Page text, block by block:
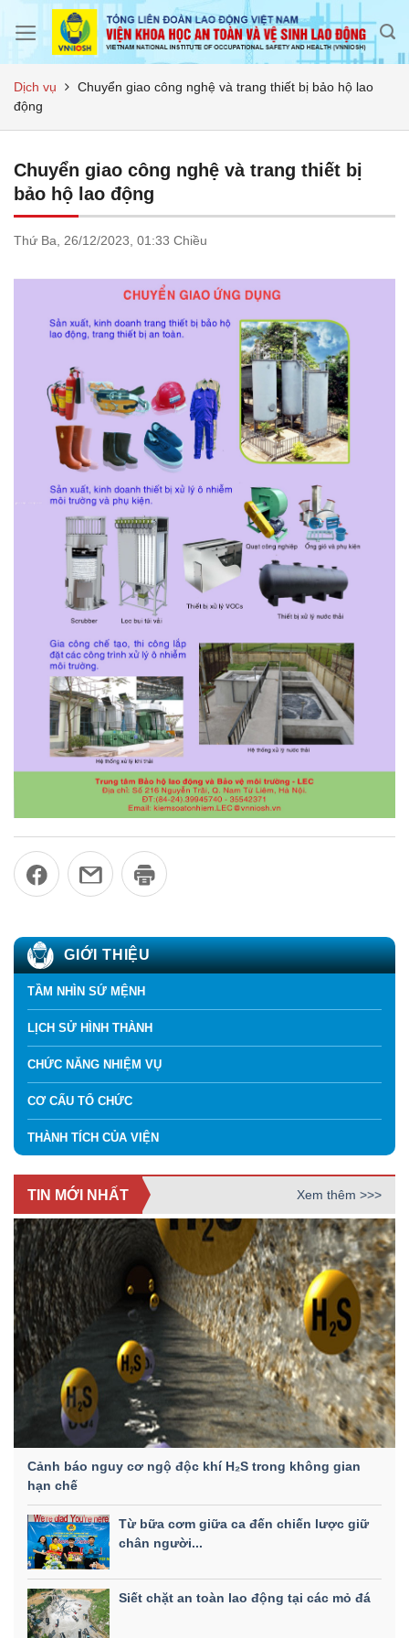
Dịch vụ
Chuyển giao công nghệ và trang thiết bị bảo hộ lao
động
Chuyển giao công nghệ và trang thiết bị
bảo hộ lao động
Thứ Ba, 26/12/2023, 01:33 Chiều
GIỚI THIỆU
TẦM NHÌN SỨ MỆNH
LỊCH SỬ HÌNH THÀNH
CHỨC NĂNG NHIỆM VỤ
CƠ CẤU TỔ CHỨC
THÀNH TÍCH CỦA VIỆN
TIN MỚI NHẤT Xem thêm >>>
Cảnh báo nguy cơ ngộ độc khí H₂S trong không gian
hạn chế
Từ bữa cơm giữa ca đến chiến lược giữ
chân người...
Siết chặt an toàn lao động tại các mỏ đá